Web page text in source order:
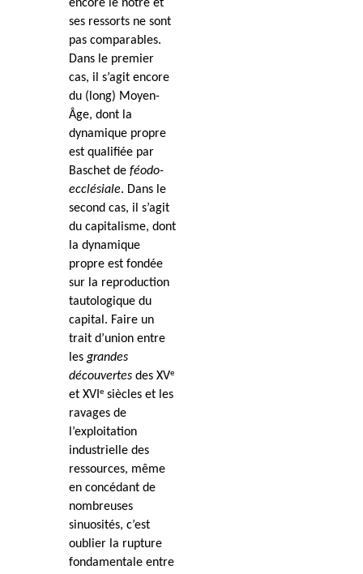
encore le nôtre et
ses ressorts ne sont
pas comparables.
Dans le premier
cas, il s’agit encore
du (long) Moyen-
Âge, dont la
dynamique propre
est qualifiée par
Baschet de féodo-
ecclésiale. Dans le
second cas, il s’agit
du capitalisme, dont
la dynamique
propre est fondée
sur la reproduction
tautologique du
capital. Faire un
trait d’union entre
les grandes
découvertes des XVe
et XVIe siècles et les
ravages de
l’exploitation
industrielle des
ressources, même
en concédant de
nombreuses
sinuosités, c’est
oublier la rupture
fondamentale entre